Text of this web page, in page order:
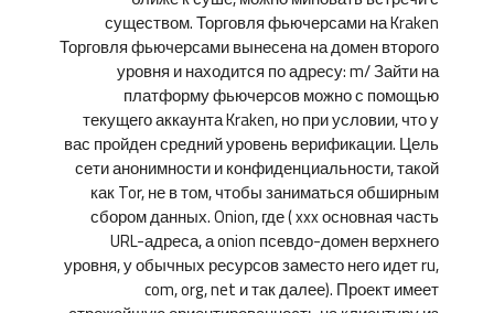
существом. Торговля фьючерсами на Kraken
Торговля фьючерсами вынесена на домен второго
уровня и находится по адресу: m/ Зайти на
платформу фьючерсов можно с помощью
текущего аккаунта Kraken, но при условии, что у
вас пройден средний уровень верификации. Цель
сети анонимности и конфиденциальности, такой
как Tor, не в том, чтобы заниматься обширным
сбором данных. Onion, где ( xxx основная часть
URL-адреса, а onion псевдо-домен верхнего
уровня, у обычных ресурсов заместо него идет ru,
com, org, net и так далее). Проект имеет